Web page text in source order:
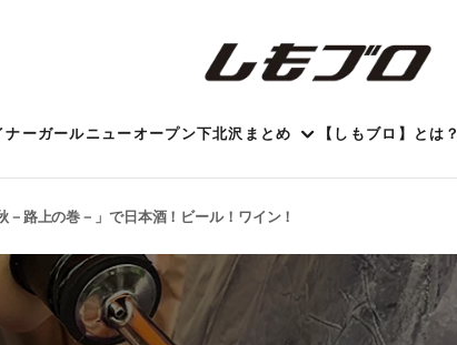
ナーガールニューオープン下北沢まとめ 【しもブロ】とは？
路上の巻－」で日本酒！ビール！ワイン！